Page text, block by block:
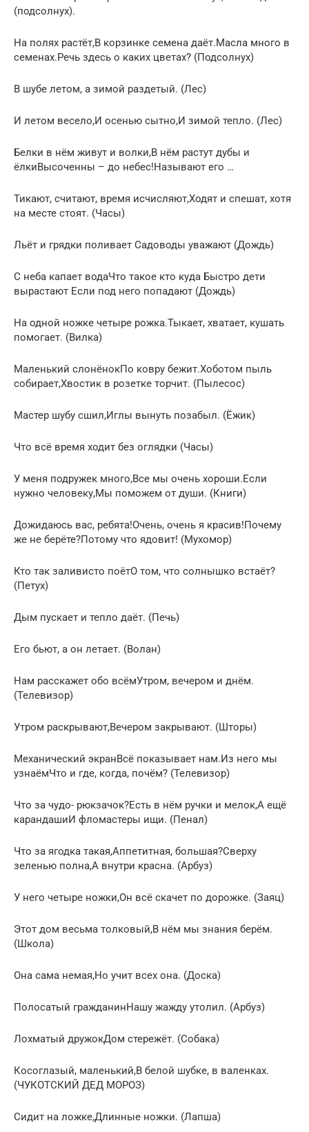
(подсолнух).
На полях растёт,В корзинке семена даёт.Масла много в
семенах.Речь здесь о каких цветах? (Подсолнух)
В шубе летом, а зимой раздетый. (Лес)
И летом весело,И осенью сытно,И зимой тепло. (Лес)
Белки в нём живут и волки,В нём растут дубы и
ёлкиВысоченны – до небес!Называют его …
Тикают, считают, время исчисляют,Ходят и спешат, хотя
на месте стоят. (Часы)
Льёт и грядки поливает Садоводы уважают (Дождь)
С неба капает водаЧто такое кто куда Быстро дети
вырастают Если под него попадают (Дождь)
На одной ножке четыре рожка.Тыкает, хватает, кушать
помогает. (Вилка)
Маленький слонёнокПо ковру бежит.Хоботом пыль
собирает,Хвостик в розетке торчит. (Пылесос)
Мастер шубу сшил,Иглы вынуть позабыл. (Ёжик)
Что всё время ходит без оглядки (Часы)
У меня подружек много,Все мы очень хороши.Если
нужно человеку,Мы поможем от души. (Книги)
Дожидаюсь вас, ребята!Очень, очень я красив!Почему
же не берёте?Потому что ядовит! (Мухомор)
Кто так заливисто поётО том, что солнышко встаёт?
(Петух)
Дым пускает и тепло даёт. (Печь)
Его бьют, а он летает. (Волан)
Нам расскажет обо всёмУтром, вечером и днём.
(Телевизор)
Утром раскрывают,Вечером закрывают. (Шторы)
Механический экранВсё показывает нам.Из него мы
узнаёмЧто и где, когда, почём? (Телевизор)
Что за чудо- рюкзачок?Есть в нём ручки и мелок,А ещё
карандашиИ фломастеры ищи. (Пенал)
Что за ягодка такая,Аппетитная, большая?Сверху
зеленью полна,А внутри красна. (Арбуз)
У него четыре ножки,Он всё скачет по дорожке. (Заяц)
Этот дом весьма толковый,В нём мы знания берём.
(Школа)
Она сама немая,Но учит всех она. (Доска)
Полосатый гражданинНашу жажду утолил. (Арбуз)
Лохматый дружокДом стережёт. (Собака)
Косоглазый, маленький,В белой шубке, в валенках.
(ЧУКОТСКИЙ ДЕД МОРОЗ)
Сидит на ложке,Длинные ножки. (Лапша)